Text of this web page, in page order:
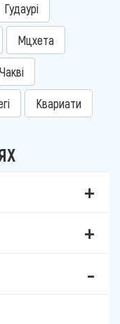
Гудаурі
Мцхета
Чакві
Квариати